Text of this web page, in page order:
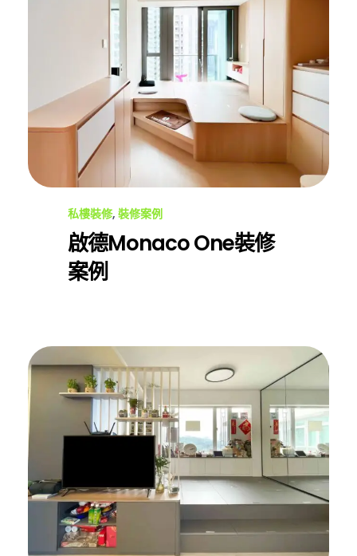
私樓裝修, 裝修案例
啟德Monaco One裝修
案例